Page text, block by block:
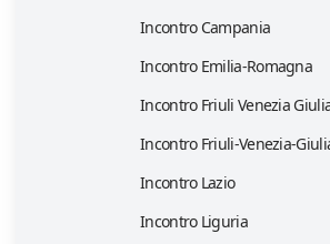
Incontro Campania
Incontro Emilia-Romagna
Incontro Friuli Venezia
Incontro Friuli-Venezia-
Incontro Lazio
Incontro Liguria